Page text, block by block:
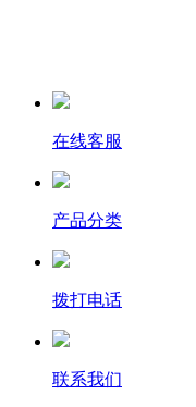
在线客服
产品分类
拨打电话
联系我们